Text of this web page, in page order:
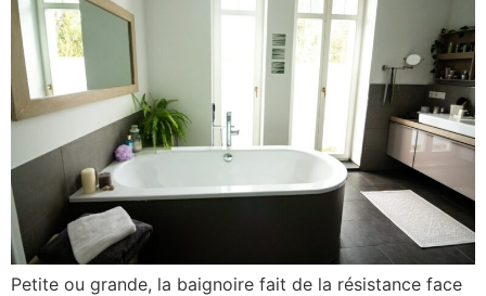
Petite ou grande, la baignoire fait de la résistance face